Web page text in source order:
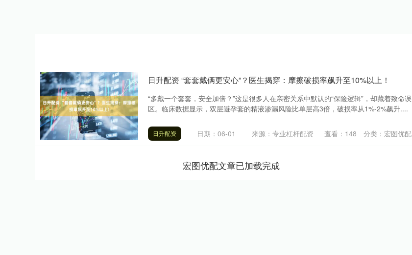
日升配资 “套套戴俩更安心”？医生揭穿：摩擦破损率飙升至10%以上！
“多戴一个套套，安全加倍？”这是很多人在亲密关系中默认的“保险逻辑”，却藏着致命误
区。临床数据显示，双层避孕套的精液渗漏风险比单层高3倍，破损率从1%-2%飙升....
日升配资 日期：06-01 来源：专业杠杆配资 查看： 148 分类： 宏图优配
宏图优配文章已加载完成